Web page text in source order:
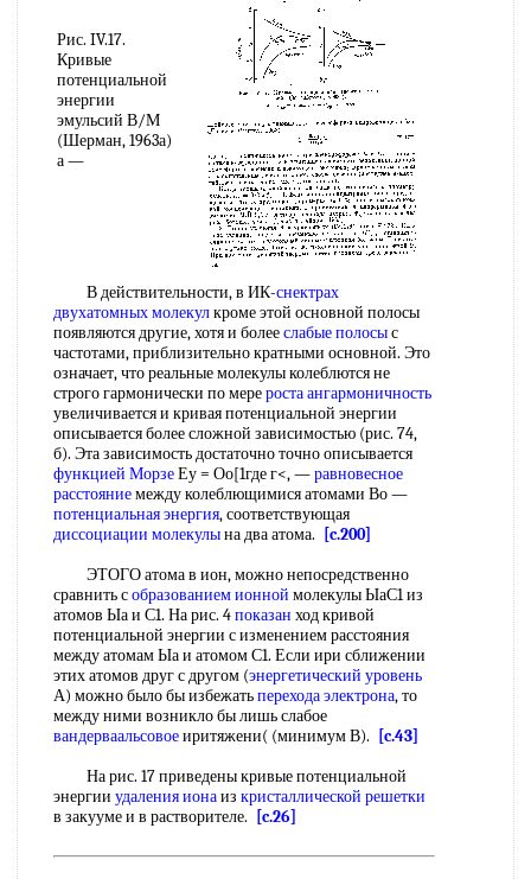
Рис. IV.17.
Кривые
потенциальной
энергии
эмульсий В/М
(Шерман, 1963а)
а —
В действительности, в ИК-снектрах
двухатомных молекулкроме этой основной полосы
появляются другие, хотя и болееслабые полосыс
частотами, приблизительно кратными основной. Это
означает, что реальные молекулы колеблются не
строго гармонически по мереростаангармоничность
увеличивается и кривая потенциальной энергии
описывается более сложной зависимостью (рис. 74,
б). Эта зависимость достаточно точно описывается
функцией МорзеЕу = Оо[1где г<, —равновесное
расстояниемежду колеблющимися атомами Во —
потенциальная энергия, соответствующая
диссоциации молекулына два атома.
[c.200]
ЭТОГО атома в ион, можно непосредственно
сравнить собразованием ионной молекулы ЫаС1 из
атомов Ыа и С1. На рис. 4показан ход кривой
потенциальной энергии с изменением расстояния
между атомам Ыа и атомом С1. Если ири сближении
этих атомов друг с другом (энергетический уровень
А) можно было бы избежатьперехода электрона, то
между ними возникло бы лишь слабое
вандерваальсовоеиритяжени( (минимум В).
[c.43]
На рис. 17 приведены кривые потенциальной
энергии удаления ионаиз кристаллической решетки
в закууме и в растворителе.
[c.26]